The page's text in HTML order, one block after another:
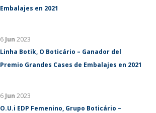
Embalajes en 2021
6 Jun 2023
Linha Botik, O Boticário – Ganador del
Premio Grandes Cases de Embalajes en 2021
6 Jun 2023
O.U.i EDP Femenino, Grupo Boticário –